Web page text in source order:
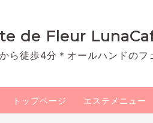
de Fleur
ら徒歩4分＊オールハンドの
トップページ エステメニュー